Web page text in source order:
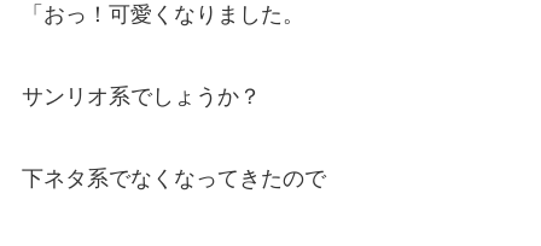
「おっ！可愛くなりました。
サンリオ系でしょうか？
下ネタ系でなくなってきたので